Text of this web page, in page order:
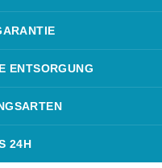
ENTSORGUNG
24H